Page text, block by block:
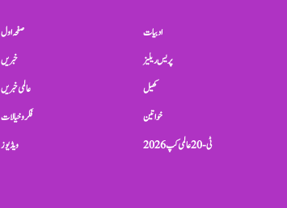
صفحہ اول
خبریں
عالمی خبریں
فکر و خیالات
ویڈیوز
ادبیات
پریس ریلیز
کھیل
خواتین
ٹی-20 عالمی کپ 2026